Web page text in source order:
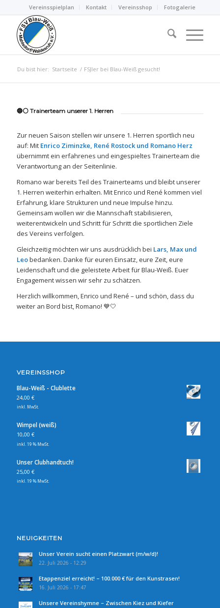
Vereinsspielplan Kontakt Vereinsshop Fotogalerie
Du bist hier: Startseite / FSJler bei Blau-Weiß gesucht!
🔵⚪️ Trainerteam unserer 1. Herren
Zur neuen Saison stellen wir unsere 1. Herren sportlich neu
auf: Mit Enrico Ziminzke, René Rostock und Romano Herz
übernimmt ein erfahrenes und eingespieltes Trainerteam die
Verantwortung an der Seitenlinie.
Romano war bereits Teil des Trainerteams und bleibt unserer
1. Herren weiterhin erhalten. Mit Enrico und René kommen viel
Erfahrung, klare Strukturen und neue Impulse hinzu.
Gemeinsam wollen wir die Mannschaft stabilisieren,
weiterentwickeln und Schritt für Schritt die sportlichen Ziele
des Vereins verfolgen.
Gleichzeitig möchten wir uns ausdrücklich bei Lars, Max und
Leobedanken. Danke für euren Einsatz, eure Zeit, eure
Leidenschaft und die geleistete Arbeit für Blau-Weiß. Euer
Engagement wissen wir sehr zu schätzen.
Herzlich willkommen, Enrico und René – und schön, dass du
weiter an Bord bist, Romano! 💙🤍
VEREINSSHOP
Blau-Weiß - Clublette
24,00 €
inkl. MwSt.
Wimpel (weiß)
10,00 €
inkl. 19 % MwSt.
Unser Clubhandtuch!
25,00 €
inkl. 19 % MwSt.
NEUIGKEITEN
Unser Verein sucht einen Platzwart (m/w/d)!
22. Juli 2026 - 12:29
Etappenziel erreicht! – 100.000 € für den Kunstrasen!
16. Juli 2026 - 17:47
Unsere Vereinshymne – Zwischen Kiez und Kiefer